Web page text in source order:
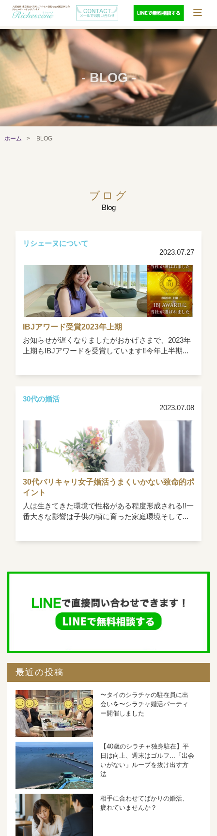
- BLOG -
ホーム > BLOG
ブログ
Blog
リシェーヌについて
2023.07.27
IBJアワード受賞2023年上期
お知らせが遅くなりましたがおかげさまで、2023年
上期もIBJアワードを受賞しています‼今年上半期...
30代の婚活
2023.07.08
30代バリキャリ女子婚活うまくいかない致命的ポ
イント
人は生きてきた環境で性格がある程度形成される‼一
番大きな影響は子供の頃に育った家庭環境そして...
最近の投稿
〜タイのシラチャの駐在員に出
会いを〜シラチャ婚活パーティ
ー開催しました
【40歳のシラチャ独身駐在】平
日は向上、週末はゴルフ...「出会
いがない」ループを抜け出す方
法
相手に合わせてばかりの婚活、
疲れていませんか？